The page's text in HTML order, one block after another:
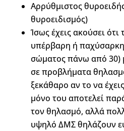
Αρρύθμιστος
θυροειδισμός)
Ίσως έχεις ακούσει ότι
υπέρβαρη ή παχύσαρκη
σώματος πάνω από 30)
σε προβλήματα
ξεκάθαρο αν το να
μόνο του αποτελεί
τον θηλασμό, αλλά
υψηλό ΔΜΣ θηλάζουν